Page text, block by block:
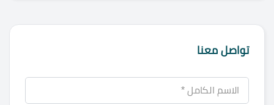
تواصل معنا